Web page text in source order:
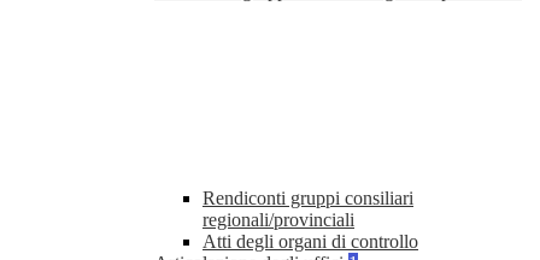
Rendiconti gruppi consiliari
regionali/provinciali
Atti degli organi di controllo